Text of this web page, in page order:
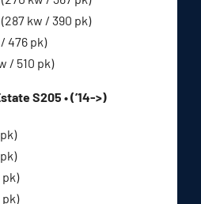
kw / 390 pk)
476 pk)
/ 510 pk)
S205 • (’14->)
pk)
pk)